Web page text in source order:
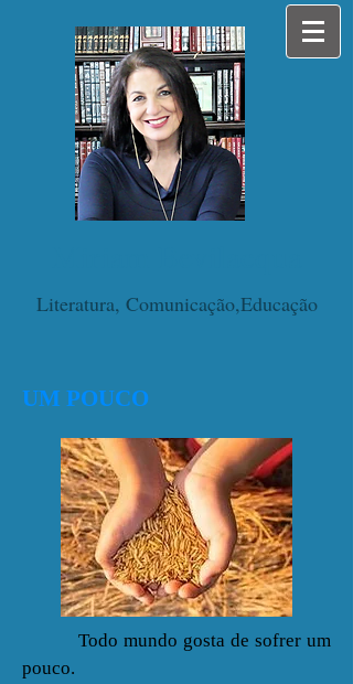
Literatura, Comunicação,Educação
UM POUCO
Todo mundo gosta de sofrer um
pouco.